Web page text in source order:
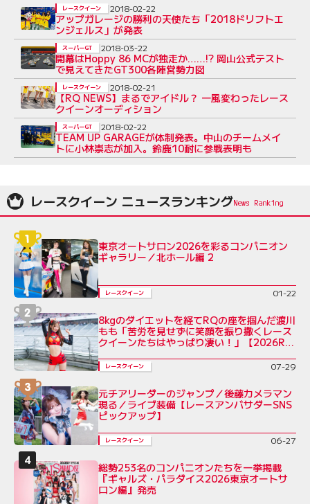
アップガレージの勝利の天使たち「2018ドリフトエ
ンジェルス」が発表
レースクイーン 2018-02-22
開幕はHoppy 86 MCが独走か……!? 岡山公式テスト
で見えてきたGT300各陣営勢力図
スーパーGT 2018-03-22
【RQ NEWS】まるでアイドル？ 一風変わったレース
クイーンオーディション
レースクイーン 2018-02-21
TEAM UP GARAGEが体制発表。中山のチームメイ
トに小林崇志が加入。鈴鹿10耐に参戦表明も
スーパーGT 2018-02-22
レースクイーン ニュースランキング
東京オートサロン2026を彩るコンパニオン
ギャラリー／北ホール編 2
レースクイーン 01-22
8kgのダイエットを経てRQの座を掴んだ渡川
もも「苦労を見せずに笑顔を振り撒くレース
クイーンたちはやっぱり凄い！」【2026RQ
レースクイーン 07-29
元チアリーダーのジャンプ／後藤カメラマン
現る／ライブ装備【レースアンバサダーSNS
ピックアップ】
レースクイーン 06-27
総勢253名のコンパニオンたちを一挙掲載
『ギャルズ・パラダイス2026東京オートサ
ロン編』発売